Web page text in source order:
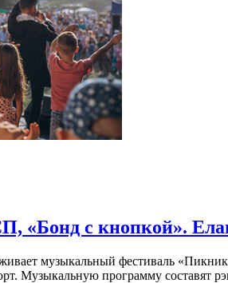
«Бонд с кнопкой».
музыкальный фестиваль
Музыкальную программу составят